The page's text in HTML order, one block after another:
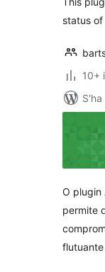
status
10+
O plugin
permite